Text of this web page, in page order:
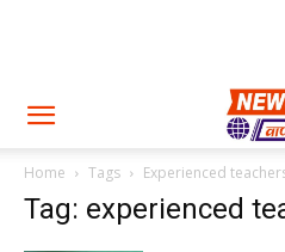
Home Tags Experienced
Tag: experienced